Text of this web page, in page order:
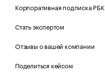
Корпоративная подписка РБК
Стать экспертом
Отзывы о вашей компании
Поделиться кейсом